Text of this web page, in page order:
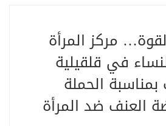
مركز المرأة
في قلقيلية
الحملة
العنف ضد المرأة